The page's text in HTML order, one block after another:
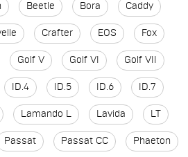
Beetle Bora Caddy
Crafter EOS Fox
Golf V Golf VI Golf VII
ID.4 ID.5 ID.6 ID.7
Lamando L Lavida LT
Passat Passat CC Phaeton